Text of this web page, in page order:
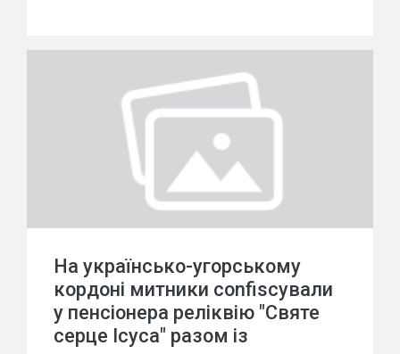
На українсько-угорському
кордоні митники confiscували
у пенсіонера реліквію "Святе
серце Ісуса" разом із